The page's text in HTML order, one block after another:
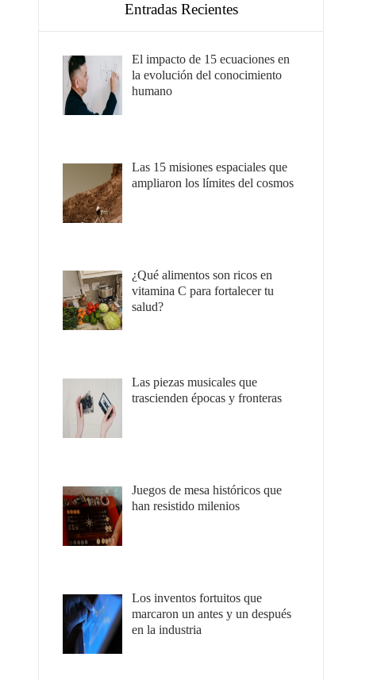
Entradas Recientes
El impacto de 15 ecuaciones en
la evolución del conocimiento
humano
Las 15 misiones espaciales que
ampliaron los límites del cosmos
¿Qué alimentos son ricos en
vitamina C para fortalecer tu
salud?
Las piezas musicales que
trascienden épocas y fronteras
Juegos de mesa históricos que
han resistido milenios
Los inventos fortuitos que
marcaron un antes y un después
en la industria